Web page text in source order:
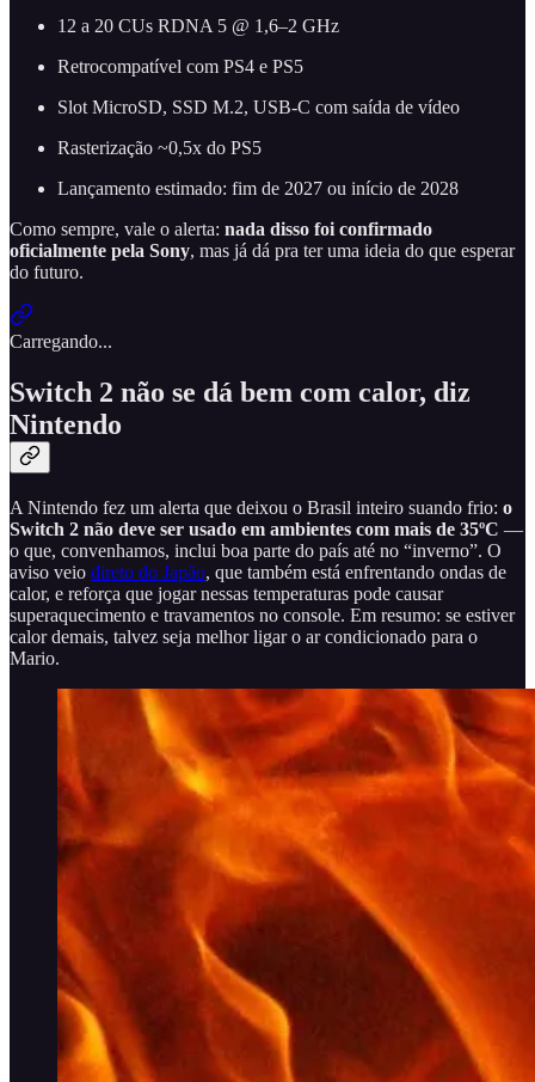
12 a 20 CUs RDNA 5 @ 1,6–2 GHz
Retrocompatível com PS4 e PS5
Slot MicroSD, SSD M.2, USB-C com saída de vídeo
Rasterização ~0,5x do PS5
Lançamento estimado: fim de 2027 ou início de 2028
Como sempre, vale o alerta: nada disso foi confirmado
oficialmente pela Sony, mas já dá pra ter uma ideia do que esperar
do futuro.
Carregando...
Switch 2 não se dá bem com calor, diz
Nintendo
A Nintendo fez um alerta que deixou o Brasil inteiro suando frio: o
Switch 2 não deve ser usado em ambientes com mais de 35ºC —
o que, convenhamos, inclui boa parte do país até no “inverno”. O
aviso veio direto do Japão, que também está enfrentando ondas de
calor, e reforça que jogar nessas temperaturas pode causar
superaquecimento e travamentos no console. Em resumo: se estiver
calor demais, talvez seja melhor ligar o ar condicionado para o
Mario.